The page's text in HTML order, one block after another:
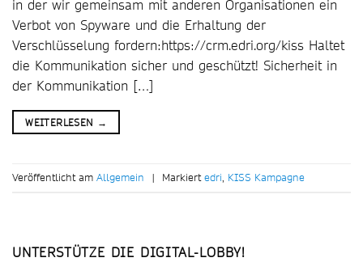
in der wir gemeinsam mit anderen Organisationen ein
Verbot von Spyware und die Erhaltung der
Verschlüsselung fordern:https://crm.edri.org/kiss Haltet
die Kommunikation sicher und geschützt! Sicherheit in
der Kommunikation […]
WEITERLESEN →
Veröffentlicht am Allgemein | Markiertedri, KISS Kampagne
UNTERSTÜTZE DIE DIGITAL-LOBBY!